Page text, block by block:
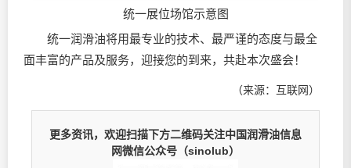
统一展位场馆示意图
统一润滑油将用最专业的技术、最严谨的态度与最全
面丰富的产品及服务，迎接您的到来，共赴本次盛会！
（来源：互联网）
更多资讯，欢迎扫描下方二维码关注中国润滑油信息
网微信公众号（sinolub）